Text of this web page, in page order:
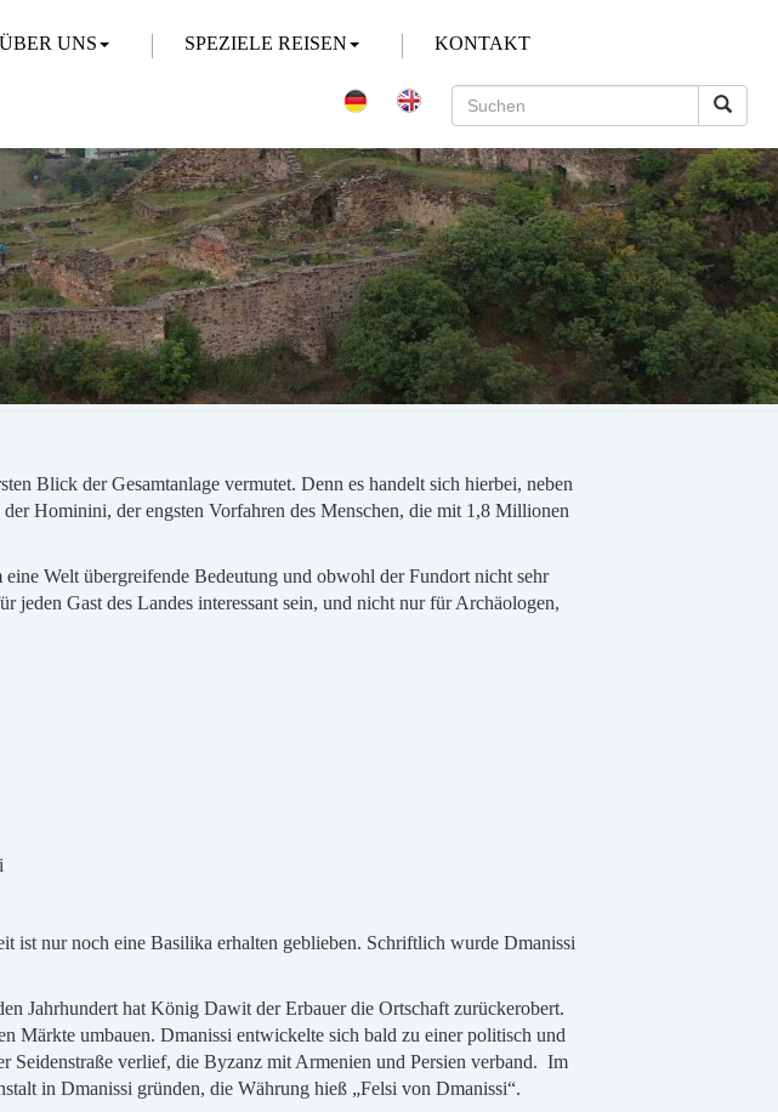
ÜBER UNS SPEZIELE REISEN KONTAKT
Blick der Gesamtanlage vermutet. Denn es handelt sich hierbei, neben
Hominini, der engsten Vorfahren des Menschen, die mit 1,8 Millionen
Welt übergreifende Bedeutung und obwohl der Fundort nicht sehr
jeden Gast des Landes interessant sein, und nicht nur für Archäologen,
ist nur noch eine Basilika erhalten geblieben. Schriftlich wurde Dmanissi
Jahrhundert hat König Dawit der Erbauer die Ortschaft zurückerobert.
Märkte umbauen. Dmanissi entwickelte sich bald zu einer politisch und
Seidenstraße verlief, die Byzanz mit Armenien und Persien verband. Im
in Dmanissi gründen, die Währung hieß „Felsi von Dmanissi“.